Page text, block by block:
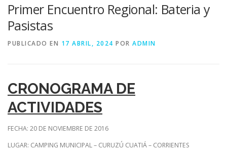
Primer Encuentro Regional: Bateria y
Pasistas
PUBLICADO EN 17 ABRIL, 2024 POR ADMIN
CRONOGRAMA DE
ACTIVIDADES
FECHA: 20 DE NOVIEMBRE DE 2016
LUGAR: CAMPING MUNICIPAL – CURUZÚ CUATIÁ – CORRIENTES